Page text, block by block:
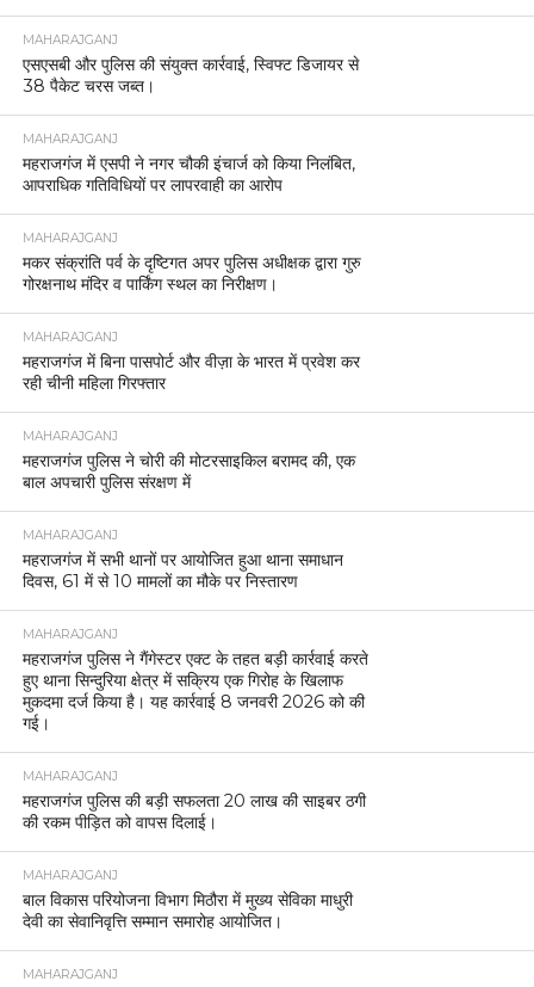
MAHARAJGANJ
एसएसबी और पुलिस की संयुक्त कार्रवाई, स्विफ्ट डिजायर से
38 पैकेट चरस जब्त।
MAHARAJGANJ
महराजगंज में एसपी ने नगर चौकी इंचार्ज को किया निलंबित,
आपराधिक गतिविधियों पर लापरवाही का आरोप
MAHARAJGANJ
मकर संक्रांति पर्व के दृष्टिगत अपर पुलिस अधीक्षक द्वारा गुरु
गोरक्षनाथ मंदिर व पार्किंग स्थल का निरीक्षण।
MAHARAJGANJ
महराजगंज में बिना पासपोर्ट और वीज़ा के भारत में प्रवेश कर
रही चीनी महिला गिरफ्तार
MAHARAJGANJ
महराजगंज पुलिस ने चोरी की मोटरसाइकिल बरामद की, एक
बाल अपचारी पुलिस संरक्षण में
MAHARAJGANJ
महराजगंज में सभी थानों पर आयोजित हुआ थाना समाधान
दिवस, 61 में से 10 मामलों का मौके पर निस्तारण
MAHARAJGANJ
महराजगंज पुलिस ने गैंगेस्टर एक्ट के तहत बड़ी कार्रवाई करते
हुए थाना सिन्दुरिया क्षेत्र में सक्रिय एक गिरोह के खिलाफ
मुकदमा दर्ज किया है। यह कार्रवाई 8 जनवरी 2026 को की
गई।
MAHARAJGANJ
महराजगंज पुलिस की बड़ी सफलता 20 लाख की साइबर ठगी
की रकम पीड़ित को वापस दिलाई।
MAHARAJGANJ
बाल विकास परियोजना विभाग मिठौरा में मुख्य सेविका माधुरी
देवी का सेवानिवृत्ति सम्मान समारोह आयोजित।
MAHARAJGANJ